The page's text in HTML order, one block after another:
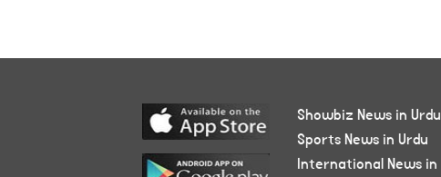
Showbiz News in Urdu
Sports News in Urdu
International News in